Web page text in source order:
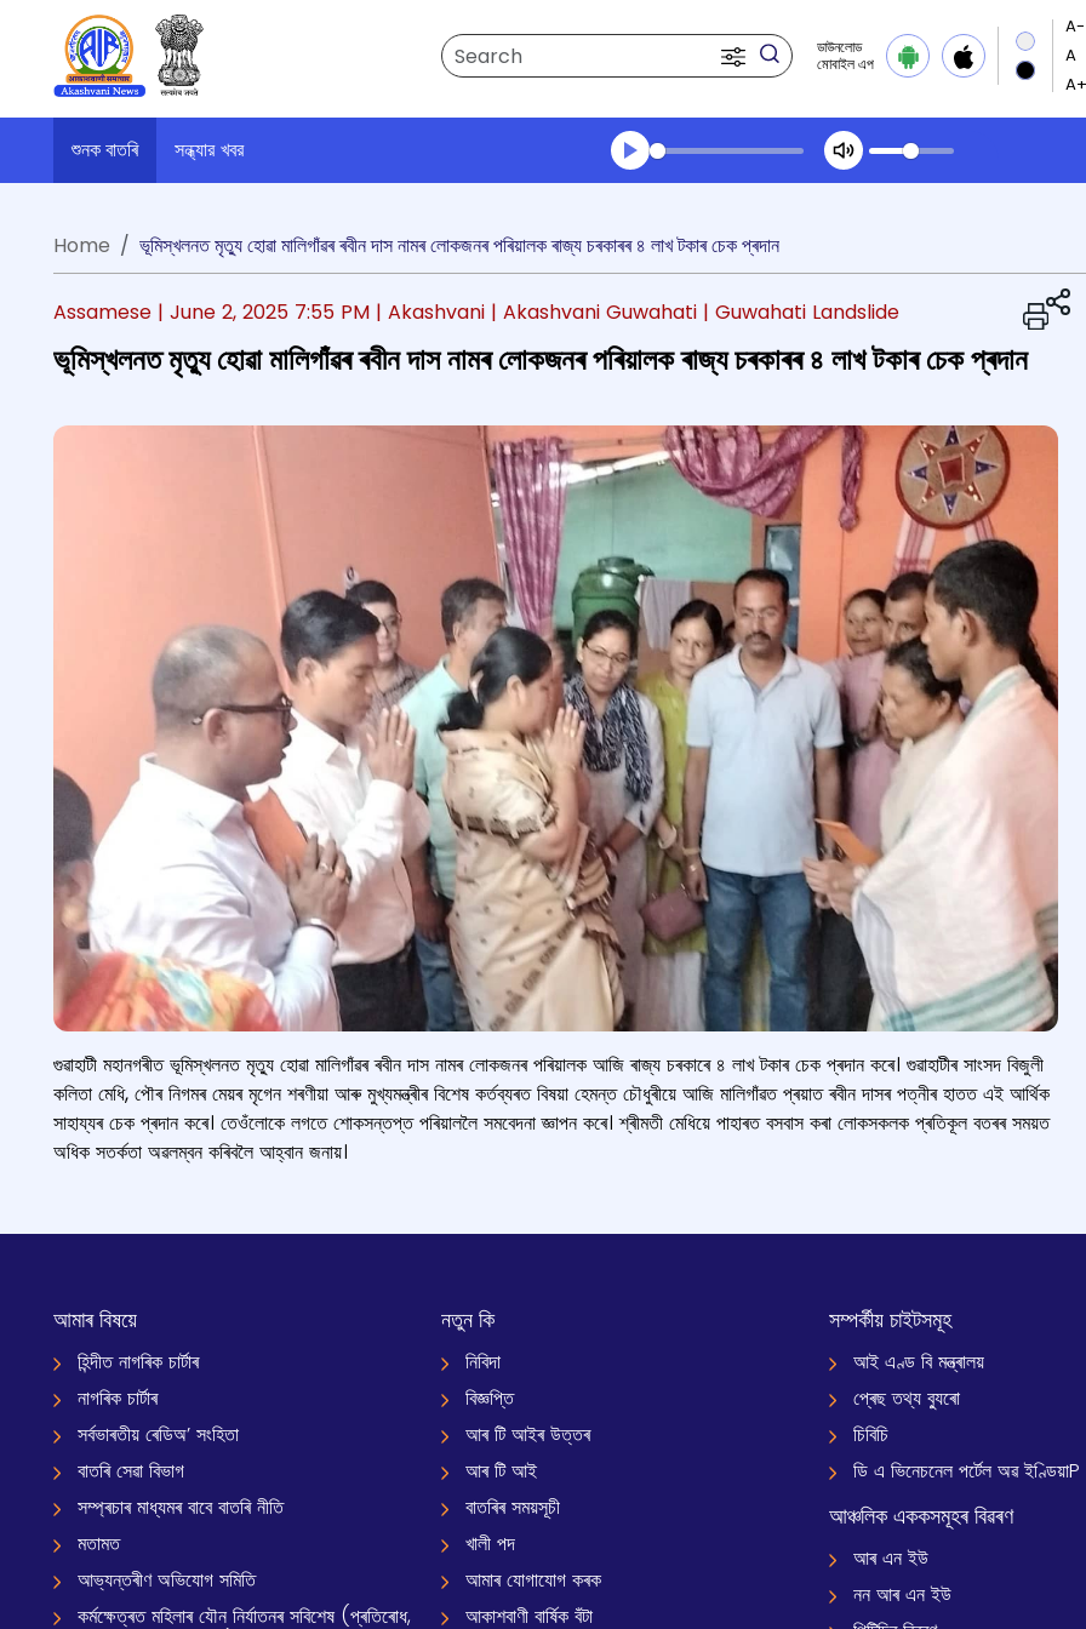
Search
ডাউনলোড
মোবাইল এপ
শুনক বাতৰি
সন্ধ্যার খবর
Transcript summary
Home
ভূমিস্খলনত মৃত্যু হোৱা মালিগাঁৱৰ ৰবীন দাস নামৰ লোকজনৰ পৰিয়ালক ৰাজ্য চৰকাৰৰ ৪ লাখ টকাৰ চেক প্ৰদান
Assamese | June 2, 2025 7:55 PM | Akashvani | Akashvani Guwahati | Guwahati Landslide
ভূমিস্খলনত মৃত্যু হোৱা মালিগাঁৱৰ ৰবীন দাস নামৰ লোকজনৰ পৰিয়ালক ৰাজ্য চৰকাৰৰ ৪ লাখ টকাৰ চেক প্ৰদান
গুৱাহাটী মহানগৰীত ভূমিস্খলনত মৃত্যু হোৱা মালিগাঁৱৰ ৰবীন দাস নামৰ লোকজনৰ পৰিয়ালক আজি ৰাজ্য চৰকাৰে ৪ লাখ টকাৰ চেক প্ৰদান কৰে। গুৱাহাটীৰ সাংসদ বিজুলী
কলিতা মেধি, পৌৰ নিগমৰ মেয়ৰ মৃগেন শৰণীয়া আৰু মুখ্যমন্ত্ৰীৰ বিশেষ কর্তব্যৰত বিষয়া হেমন্ত চৌধুৰীয়ে আজি মালিগাঁৱত প্ৰয়াত ৰবীন দাসৰ পত্নীৰ হাতত এই আর্থিক
সাহায্যৰ চেক প্ৰদান কৰে। তেওঁলোকে লগতে শোকসন্তপ্ত পৰিয়াললৈ সমবেদনা জ্ঞাপন কৰে। শ্ৰীমতী মেধিয়ে পাহাৰত বসবাস কৰা লোকসকলক প্ৰতিকূল বতৰৰ সময়ত
অধিক সতর্কতা অৱলম্বন কৰিবলৈ আহ্বান জনায়।
আমাৰ বিষয়ে
হিন্দীত নাগৰিক চাৰ্টাৰ
নাগৰিক চাৰ্টাৰ
সৰ্বভাৰতীয় ৰেডিঅ’ সংহিতা
বাতৰি সেৱা বিভাগ
সম্প্ৰচাৰ মাধ্যমৰ বাবে বাতৰি নীতি
মতামত
আভ্যন্তৰীণ অভিযোগ সমিতি
কৰ্মক্ষেত্ৰত মহিলাৰ যৌন নিৰ্যাতনৰ সবিশেষ (প্ৰতিৰোধ,
নতুন কি
নিবিদা
বিজ্ঞপ্তি
আৰ টি আইৰ উত্তৰ
আৰ টি আই
বাতৰিৰ সময়সূচী
খালী পদ
আমাৰ যোগাযোগ কৰক
আকাশবাণী বাৰ্ষিক বঁটা
সম্পৰ্কীয় চাইটসমূহ
আই এণ্ড বি মন্ত্ৰালয়
প্ৰেছ তথ্য ব্যুৰো
চিবিচি
ডি এ ভিনেচনেল পৰ্টেল অৱ ইণ্ডিয়াP
আঞ্চলিক এককসমূহৰ বিৱৰণ
আৰ এন ইউ
নন আৰ এন ইউ